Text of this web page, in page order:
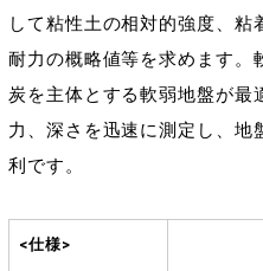
して粘性土の相対的強度、
耐力の概略値等を求めます。
炭を主体とする軟弱地盤が最
力、深さを迅速に測定し、地
利です。
<仕様>